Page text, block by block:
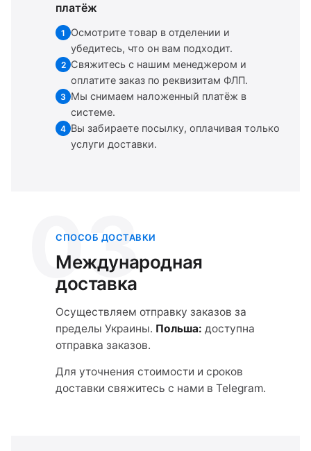
платёж
1
Осмотрите товар в отделении и
убедитесь, что он вам подходит.
2 Свяжитесь с нашим менеджером и
оплатите заказ по реквизитам ФЛП.
3 Мы снимаем наложенный платёж в
системе.
4 Вы забираете посылку, оплачивая только
услуги доставки.
03
СПОСОБ ДОСТАВКИ
Международная
доставка
Осуществляем отправку заказов за
пределы Украины. Польша: доступна
отправка заказов.
Для уточнения стоимости и сроков
доставки свяжитесь с нами в Telegram.